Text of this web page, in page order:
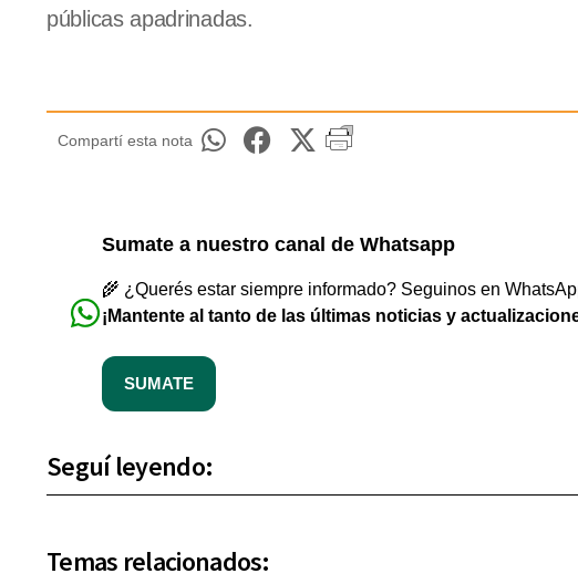
públicas apadrinadas.
Compartí esta nota
Sumate a nuestro canal de Whatsapp
🌾 ¿Querés estar siempre informado? Seguinos en
¡Mantente al tanto de las últimas noticias y
SUMATE
Seguí leyendo:
Temas relacionados: